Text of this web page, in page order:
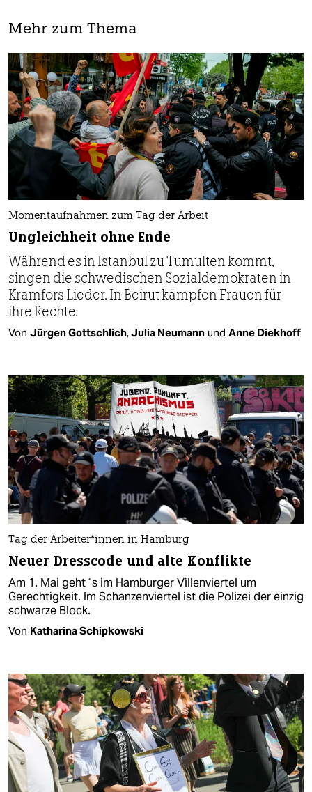
Mehr zum Thema
Momentaufnahmen zum Tag der Arbeit
Ungleichheit ohne Ende
Während es in Istanbul zu Tumulten kommt,
singen die schwedischen Sozialdemokraten in
Kramfors Lieder. In Beirut kämpfen Frauen für
ihre Rechte.
Von Jürgen Gottschlich,Julia Neumann und Anne Diekhoff
Tag der Ar­bei­te­r*in­nen in Hamburg
Neuer Dresscode und alte Konflikte
Am 1. Mai geht´s im Hamburger Villenviertel um
Gerechtigkeit. Im Schanzenviertel ist die Polizei der einzig
schwarze Block.
Von Katharina Schipkowski